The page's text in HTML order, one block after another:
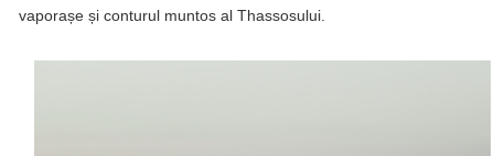
vaporașe și conturul muntos al Thassosului.